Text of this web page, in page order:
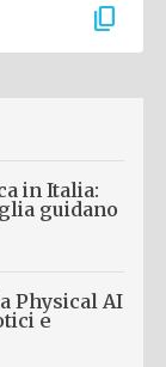
content_copy
in Italia:
guidano
Physical AI
e